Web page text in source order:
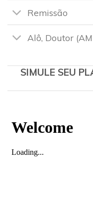
Remissão
Alô, Doutor
SIMULE SEU